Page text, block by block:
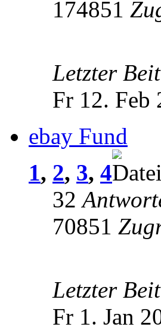
174851
Letzter
Fr 12. Feb
ebay Fund
1, 2, 3, 4
32
70851
Letzter
Fr 1. Jan